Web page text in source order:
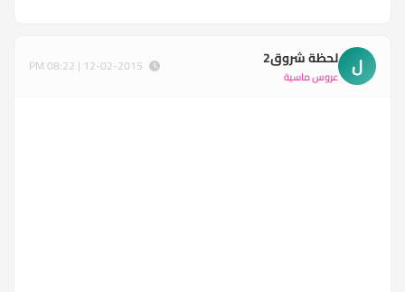
ل لحظة شروق2
عروس ماسية